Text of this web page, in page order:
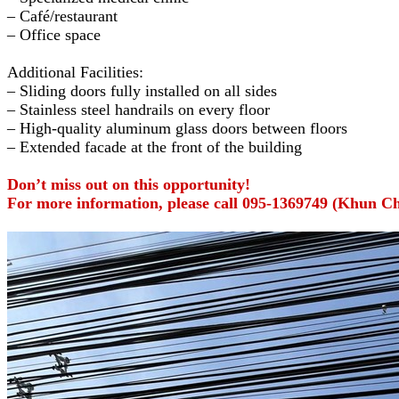
– Café/restaurant
– Office space
Additional Facilities:
– Sliding doors fully installed on all sides
– Stainless steel handrails on every floor
– High-quality aluminum glass doors between floors
– Extended facade at the front of the building
Don’t miss out on this opportunity!
For more information, please call 095-1369749 (Khun